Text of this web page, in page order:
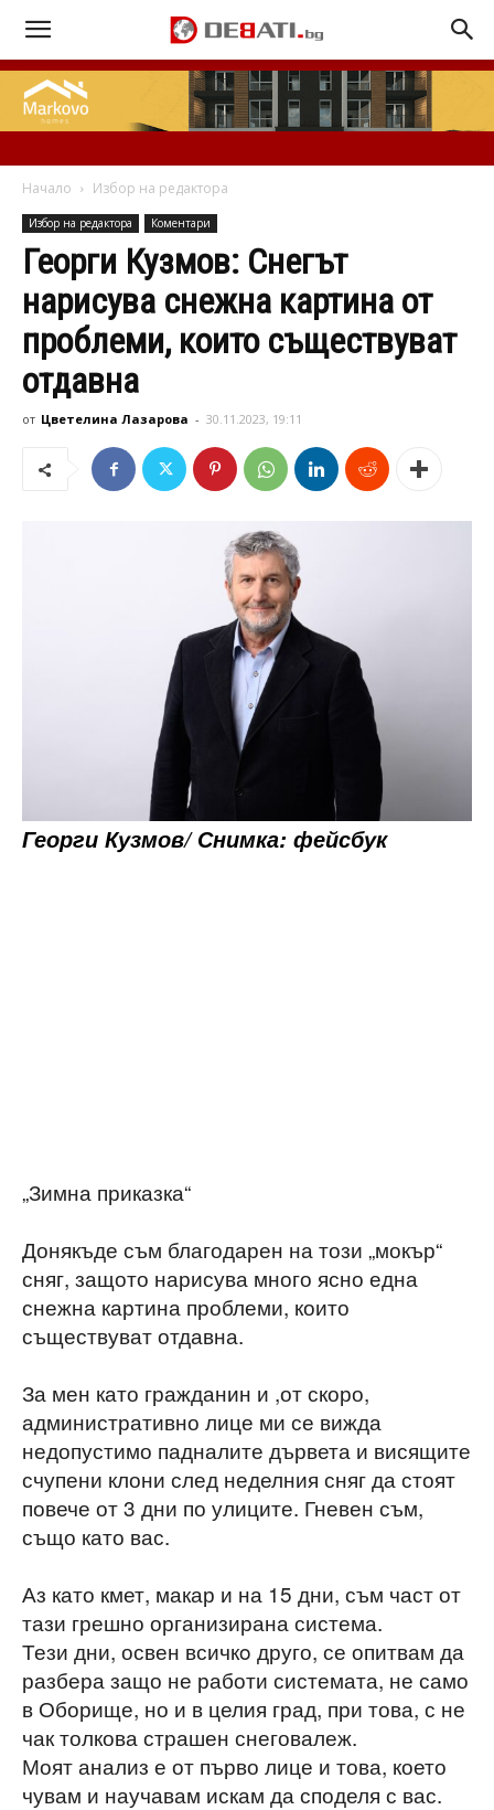
Начало Избор на редактора
Избор на редактора Коментари
Георги Кузмов: Снегът
нарисува снежна картина от
проблеми, които съществуват
отдавна
от Цветелина Лазарова - 30.11.2023, 19:11
Георги Кузмов/ Снимка: фейсбук
„Зимна приказка“
Донякъде съм благодарен на този „мокър“
сняг, защото нарисува много ясно една
снежна картина проблеми, които
съществуват отдавна.
За мен като гражданин и ,от скоро,
административно лице ми се вижда
недопустимо падналите дървета и висящите
счупени клони след неделния сняг да стоят
повече от 3 дни по улиците. Гневен съм,
също като вас.
Аз като кмет, макар и на 15 дни, съм част от
тази грешно организирана система.
Тези дни, освен всичкo друго, се опитвам да
разбера защо не работи системата, не само
в Оборище, но и в целия град, при това, с не
чак толкова страшен снеговалеж.
Моят анализ е от първо лице и това, което
чувам и научавам искам да споделя с вас.